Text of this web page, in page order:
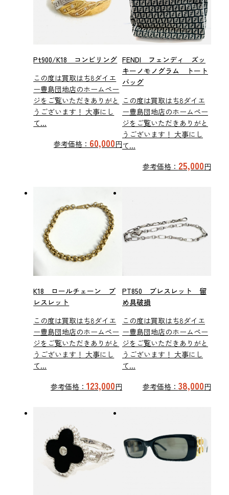
Pt900/K18 コンビリング
この度は買取はち8ダイエ
ー豊島団地店のホームペー
ジをご覧いただきありがと
うございます！ 大事にし
て...
参考価格： 60,000円
FENDI フェンディ ズッ
キーノモノグラム トート
バッグ
この度は買取はち8ダイエ
ー豊島団地店のホームペー
ジをご覧いただきありがと
うございます！ 大事にし
て...
参考価格： 25,000円
K18 ロールチェーン ブ
レスレット
この度は買取はち8ダイエ
ー豊島団地店のホームペー
ジをご覧いただきありがと
うございます！ 大事にし
て...
参考価格： 123,000円
PT850 ブレスレット 留
め具破損
この度は買取はち8ダイエ
ー豊島団地店のホームペー
ジをご覧いただきありがと
うございます！ 大事にし
て...
参考価格： 38,000円